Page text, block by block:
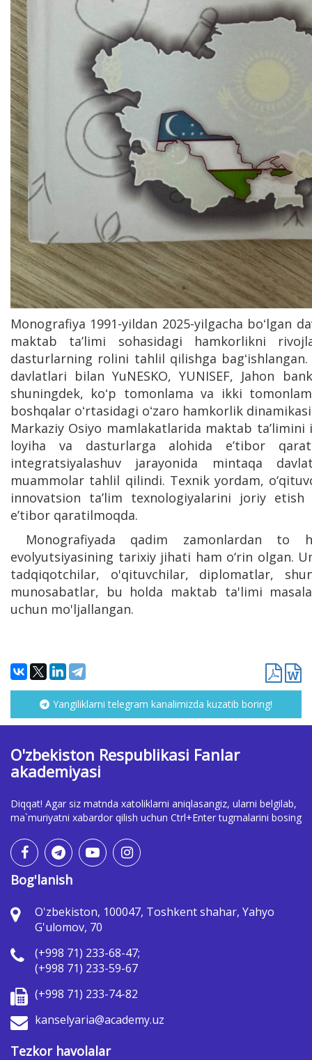
Monografiya 1991-yildan 2025-yilgacha boʻlgan
maktab taʼlimi sohasidagi hamkorlikni
dasturlarning rolini tahlil qilishga
davlatlari bilan YuNESKO, YUNISEF, Jahon
shuningdek, koʻp tomonlama va ikki
boshqalar oʻrtasidagi oʻzaro hamkorlik
Markaziy Osiyo mamlakatlarida maktab ta’limini
loyiha va dasturlarga alohida e’tibor
integratsiyalashuv jarayonida mintaqa
muammolar tahlil qilindi. Texnik yordam,
innovatsion ta’lim texnologiyalarini joriy
e’tibor qaratilmoqda.
Monografiyada qadim zamonlardan to
evolyutsiyasining tarixiy jihati ham o‘rin olgan.
tadqiqotchilar, o'qituvchilar, diplomatlar,
munosabatlar, bu holda maktab ta'limi
uchun mo'ljallangan.
Yangiliklarni telegram kanalimizda kuzatib boring!
O'zbekiston Respublikasi Fanlar
akademiyasi
Diqqat! Agar siz matnda xatoliklarni aniqlasangiz, ularni belgilab,
ma`muriyatni xabardor qilish uchun Ctrl+Enter tugmalarini bosing
Bog'lanish
O'zbekiston, 100047, Toshkent shahar, Yahyo
G'ulomov, 70
(+998 71) 233-68-47;
(+998 71) 233-59-67
(+998 71) 233-74-82
kanselyaria@academy.uz
Tezkor havolalar